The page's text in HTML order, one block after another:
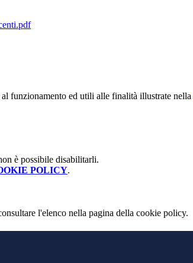
funzionamento ed utili alle finalità illustrate nella
è possibile disabilitarli.
POLICY.
l'elenco nella pagina della cookie policy.